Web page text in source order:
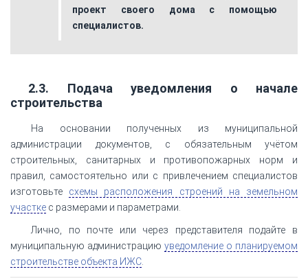
проект своего дома с помощью
специалистов.
2.3. Подача уведомления о начале
строительства
На основании полученных из муниципальной
администрации документов, с обязательным учётом
строительных, санитарных и противопожарных норм и
правил, самостоятельно или с привлечением специалистов
изготовьте схемы расположения строений на земельном
участке с размерами и параметрами.
Лично, по почте или через представителя подайте в
муниципальную администрацию уведомление о планируемом
строительстве объекта ИЖС